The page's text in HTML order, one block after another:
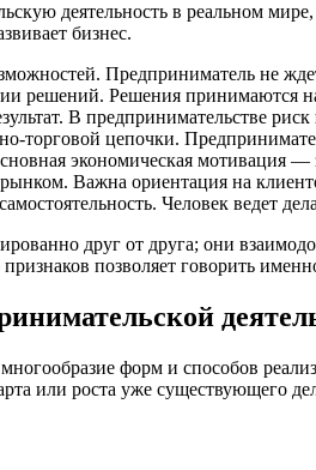
деятельность в реальном
бизнес.
Предприниматель не
решений. Решения принимаются
В предпринимательстве
торговой цепочки.
экономическая мотивация —
Важна ориентация на
Человек ведет
друг от друга; они
позволяет говорить
форм и способов
или роста уже существующего